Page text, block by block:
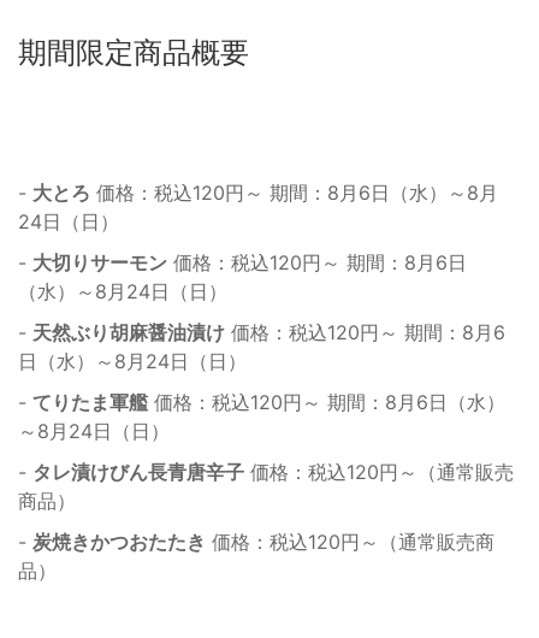
期間限定商品概要
- 大とろ 価格：税込120円～ 期間：8月6日（水）～8月
24日（日）
- 大切りサーモン 価格：税込120円～ 期間：8月6日
（水）～8月24日（日）
- 天然ぶり胡麻醤油漬け 価格：税込120円～ 期間：8月6
日（水）～8月24日（日）
- てりたま軍艦 価格：税込120円～ 期間：8月6日（水）
～8月24日（日）
- タレ漬けびん長青唐辛子 価格：税込120円～（通常販売
商品）
- 炭焼きかつおたたき 価格：税込120円～（通常販売商
品）